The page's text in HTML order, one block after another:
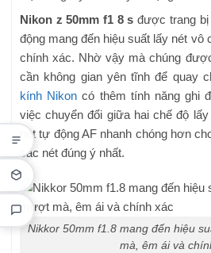
Nikon z 50mm f1 8 s được trang
động mang đến hiệu suất lấy nét
chính xác. Nhờ vậy mà chúng
cần không gian yên tĩnh để quay
kính Nikon có thêm tính năng ghi
việc chuyển đổi giữa hai chế độ
nét tự động AF nhanh chóng hơn
sắc nét đúng ý nhất.
Nikkor 50mm f1.8 mang đến hiệu
mà, êm ái và